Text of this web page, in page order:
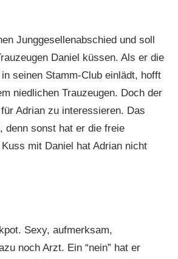
Junggesellenabschied und soll
Daniel küssen. Als er die
seinen Stamm-Club einlädt, hofft
niedlichen Trauzeugen. Doch der
Adrian zu interessieren. Das
denn sonst hat er die freie
mit Daniel hat Adrian nicht
Sexy, aufmerksam,
noch Arzt. Ein “nein” hat er